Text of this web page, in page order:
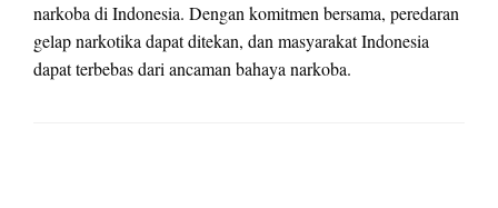
narkoba di Indonesia. Dengan komitmen bersama, peredaran
gelap narkotika dapat ditekan, dan masyarakat Indonesia
dapat terbebas dari ancaman bahaya narkoba.